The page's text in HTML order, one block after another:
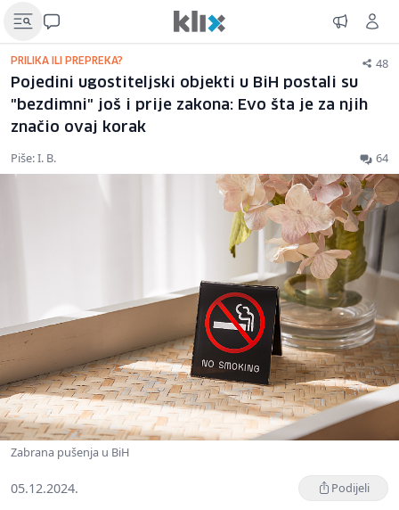
PRILIKA ILI PREPREKA? 48
Pojedini ugostiteljski objekti u BiH postali su
"bezdimni" još i prije zakona: Evo šta je za njih
značio ovaj korak
Piše: I. B. 64
Zabrana pušenja u BiH
05.12.2024. Podijeli